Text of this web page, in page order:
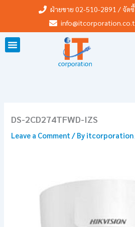
ฝ่ายขาย 02-510-2891 / จัด
DS-2CD274TFWD-IZS
Leave a Comment / By itcorporation